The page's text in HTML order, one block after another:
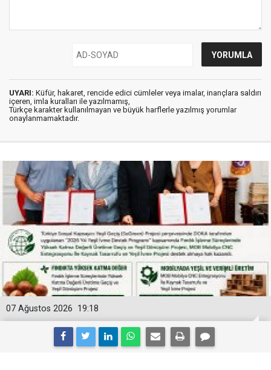
UYARI: Küfür, hakaret, rencide edici cümleler veya imalar, inançlara saldırı
içeren, imla kuralları ile yazılmamış,
Türkçe karakter kullanılmayan ve büyük harflerle yazılmış yorumlar
onaylanmamaktadır.
19:18
07 Ağustos 2026